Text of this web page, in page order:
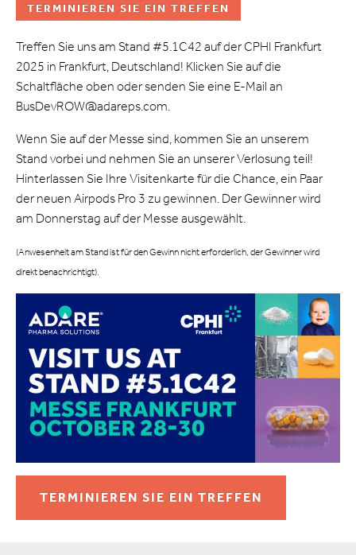
TERMINIEREN SIE EIN TREFFEN
Treffen Sie uns am Stand #5.1C42 auf der CPHI Frankfurt
2025 in Frankfurt, Deutschland! Klicken Sie auf die
Schaltfläche oben oder senden Sie eine E-Mail an
BusDevROW@adareps.com.
Wenn Sie auf der Messe sind, kommen Sie an unserem
Stand vorbei und nehmen Sie an unserer Verlosung teil!
Hinterlassen Sie Ihre Visitenkarte für die Chance, ein Paar
der neuen Airpods Pro 3 zu gewinnen. Der Gewinner wird
am Donnerstag auf der Messe ausgewählt.
(Anwesenheit am Stand ist für den Gewinn nicht erforderlich, der Gewinner wird
direkt benachrichtigt).
TERMINIEREN SIE EIN TREFFEN